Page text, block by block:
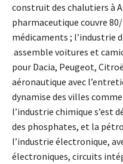
construit des chalutiers à
pharmaceutique couvre
médicaments ; l’industrie
assemble voitures et
pour Dacia, Peugeot,
aéronautique avec
dynamise des villes
l’industrie chimique s’est
des phosphates, et la
l’industrie électronique,
électroniques, circuits